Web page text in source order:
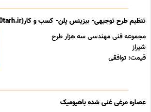
تنظیم طرح توجیهی- بیزینس پلن- کسب و کار(www.3000tarh.ir)
مجموعه فنی مهندسی سه هزار طرح
شیراز
قیمت: توافقی
عصاره مرغی غنی شده باهیومیک